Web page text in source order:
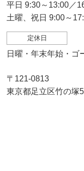
平日 9:30～13:00／
土曜、祝日 9:00～
定休日
日曜・年末年始・ゴ
〒121-0813
東京都足立区竹の塚